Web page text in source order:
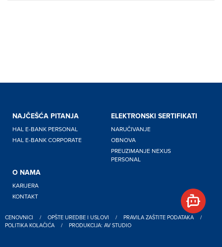
NAJČEŠĆA PITANJA
HAL E-BANK PERSONAL
HAL E-BANK CORPORATE
ELEKTRONSKI SERTIFIKATI
NARUČIVANJE
OBNOVA
PREUZIMANJE NEXUS
PERSONAL
O NAMA
KARIJERA
KONTAKT
CENOVNICI / OPŠTE UREDBE I USLOVI / PRAVILA ZAŠTITE PODATAKA
/
POLITIKA KOLAČIĆA
/ PRODUKCIJA: AV STUDIO